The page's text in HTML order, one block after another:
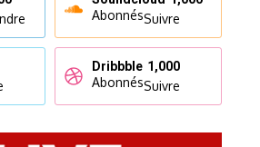
AbonnésSuivre
Dribbble 1,000
AbonnésSuivre